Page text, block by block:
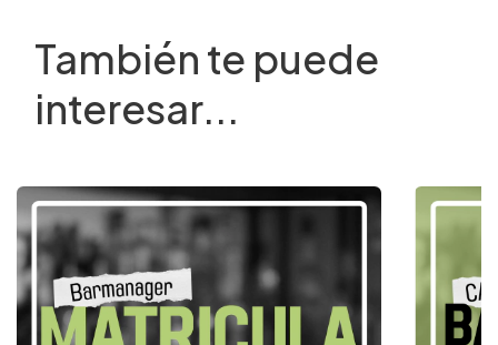
También te puede
interesar...